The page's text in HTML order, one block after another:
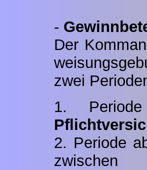
-
Der
zwei
1.
2. Periode
zwischen